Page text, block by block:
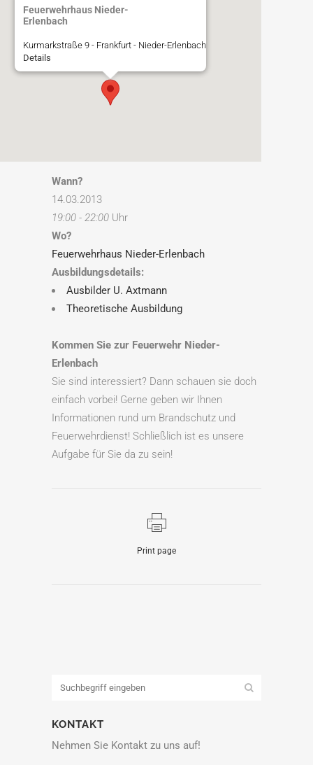
Feuerwehrhaus Nieder-
Erlenbach
Kurmarkstraße 9 - Frankfurt - Nieder-Erlenbach
Details
Wann?
14.03.2013
19:00 - 22:00 Uhr
Wo?
Feuerwehrhaus Nieder-Erlenbach
Ausbildungsdetails:
Ausbilder U. Axtmann
Theoretische Ausbildung
Kommen Sie zur Feuerwehr Nieder-
Erlenbach
Sie sind interessiert? Dann schauen sie doch
einfach vorbei! Gerne geben wir Ihnen
Informationen rund um Brandschutz und
Feuerwehrdienst! Schließlich ist es unsere
Aufgabe für Sie da zu sein!
Print page
KONTAKT
Nehmen Sie Kontakt zu uns auf!